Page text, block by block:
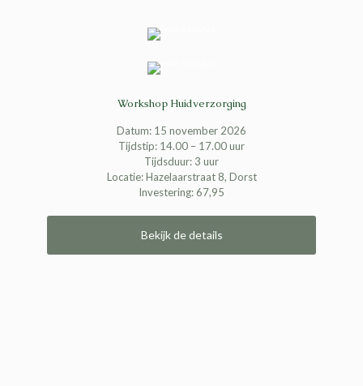
Workshop Huidverzorging
Datum: 15 november 2026
Tijdstip: 14.00 – 17.00 uur
Tijdsduur: 3 uur
Locatie: Hazelaarstraat 8, Dorst
Investering: 67,95
Bekijk de details